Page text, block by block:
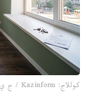
كوللاج: Kazinform / ج ي